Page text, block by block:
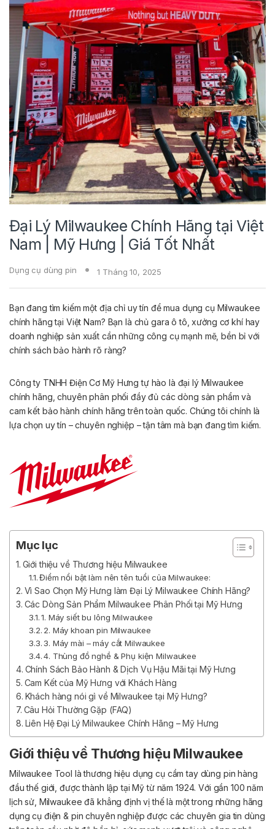
Đại Lý Milwaukee Chính Hãng tại Việt
Nam | Mỹ Hưng | Giá Tốt Nhất
Dụng cụ dùng pin 1 Tháng 10, 2025
Bạn đang tìm kiếm một địa chỉ uy tín để mua dụng cụ Milwaukee
chính hãng tại Việt Nam? Bạn là chủ gara ô tô, xưởng cơ khí hay
doanh nghiệp sản xuất cần những công cụ mạnh mẽ, bền bỉ với
chính sách bảo hành rõ ràng?
Công ty TNHH Điện Cơ Mỹ Hưng tự hào là đại lý Milwaukee
chính hãng, chuyên phân phối đầy đủ các dòng sản phẩm và
cam kết bảo hành chính hãng trên toàn quốc. Chúng tôi chính là
lựa chọn uy tín – chuyên nghiệp – tận tâm mà bạn đang tìm kiếm.
Mục lục
Giới thiệu về Thương hiệu Milwaukee
Điểm nổi bật làm nên tên tuổi của Milwaukee:
Vì Sao Chọn Mỹ Hưng làm Đại Lý Milwaukee Chính Hãng?
Các Dòng Sản Phẩm Milwaukee Phân Phối tại Mỹ Hưng
1. Máy siết bu lông Milwaukee
2. Máy khoan pin Milwaukee
3. Máy mài – máy cắt Milwaukee
4. Thùng đồ nghề & Phụ kiện Milwaukee
Chính Sách Bảo Hành & Dịch Vụ Hậu Mãi tại Mỹ Hưng
Cam Kết của Mỹ Hưng với Khách Hàng
Khách hàng nói gì về Milwaukee tại Mỹ Hưng?
Câu Hỏi Thường Gặp (FAQ)
Liên Hệ Đại Lý Milwaukee Chính Hãng – Mỹ Hưng
Giới thiệu về Thương hiệu Milwaukee
Milwaukee Tool là thương hiệu dụng cụ cầm tay dùng pin hàng
đầu thế giới, được thành lập tại Mỹ từ năm 1924. Với gần 100 năm
lịch sử, Milwaukee đã khẳng định vị thế là một trong những hãng
dụng cụ điện & pin chuyên nghiệp được các chuyên gia tin dùng